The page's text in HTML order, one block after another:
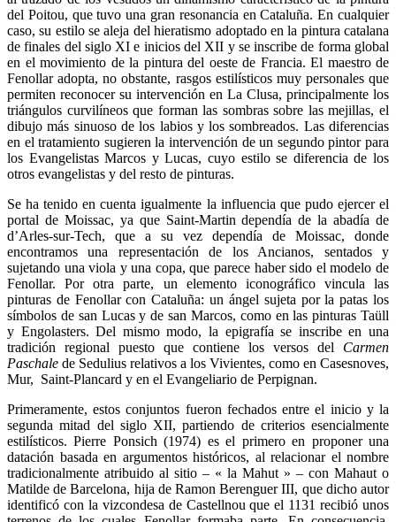
del Poitou, que tuvo una gran resonancia en Cataluña. En cualquier
caso, su estilo se aleja del hieratismo adoptado en la pintura catalana
de finales del siglo XI e inicios del XII y se inscribe de forma global
en el movimiento de la pintura del oeste de Francia. El maestro de
Fenollar adopta, no obstante, rasgos estilísticos muy personales que
permiten reconocer su intervención en La Clusa, principalmente los
triángulos curvilíneos que forman las sombras sobre las mejillas, el
dibujo más sinuoso de los labios y los sombreados. Las diferencias
en el tratamiento sugieren la intervención de un segundo pintor para
los Evangelistas Marcos y Lucas, cuyo estilo se diferencia de los
otros evangelistas y del resto de pinturas.
Se ha tenido en cuenta igualmente la influencia que pudo ejercer el
portal de Moissac, ya que Saint-Martin dependía de la abadía de
d’Arles-sur-Tech, que a su vez dependía de Moissac, donde
encontramos una representación de los Ancianos, sentados y
sujetando una viola y una copa, que parece haber sido el modelo de
Fenollar. Por otra parte, un elemento iconográfico vincula las
pinturas de Fenollar con Cataluña: un ángel sujeta por la patas los
símbolos de san Lucas y de san Marcos, como en las pinturas Taüll
y Engolasters. Del mismo modo, la epigrafía se inscribe en una
tradición regional puesto que contiene los versos del Carmen
Paschale de Sedulius relativos a los Vivientes, como en Casesnoves,
Mur, Saint-Plancard y en el Evangeliario de Perpignan.
Primeramente, estos conjuntos fueron fechados entre el inicio y la
segunda mitad del siglo XII, partiendo de criterios esencialmente
estilísticos. Pierre Ponsich (1974) es el primero en proponer una
datación basada en argumentos históricos, al relacionar el nombre
tradicionalmente atribuido al sitio – « la Mahut » – con Mahaut o
Matilde de Barcelona, hija de Ramon Berenguer III, que dicho autor
identificó con la vizcondesa de Castellnou que el 1131 recibió unos